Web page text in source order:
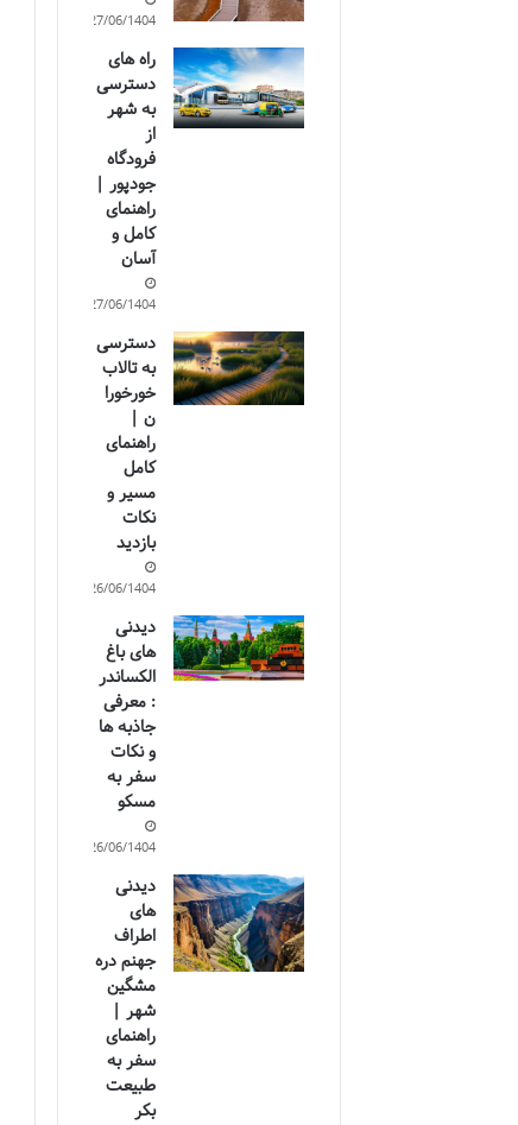
27/06/1404
راه های
دسترسی
به شهر
از
فرودگاه
جودپور |
راهنمای
کامل و
آسان
27/06/1404
دسترسی
به تالاب
خورخورا
ن |
راهنمای
کامل
مسیر و
نکات
بازدید
26/06/1404
دیدنی
های باغ
الکساندر
: معرفی
جاذبه ها
و نکات
سفر به
مسکو
26/06/1404
دیدنی
های
اطراف
جهنم دره
مشگین
شهر |
راهنمای
سفر به
طبیعت
بکر